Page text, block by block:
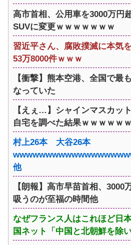
高市首相、公用車を3000万円
SUVに変更ｗｗｗｗｗｗｗ
習近平さん、腐敗撲滅に本気
53万8000件ｗｗｗ
【衝撃】熊本空港、全国で最
なっていた
【えぇ…】シャインマスカッ
自宅を調べた結果ｗｗｗｗｗ
村上26本 大谷26本
他
【朗報】高市早苗首相、3000
吸うのが至福の時間他
なぜフランス人はこれほど日
国ネット「中国と北朝鮮を除